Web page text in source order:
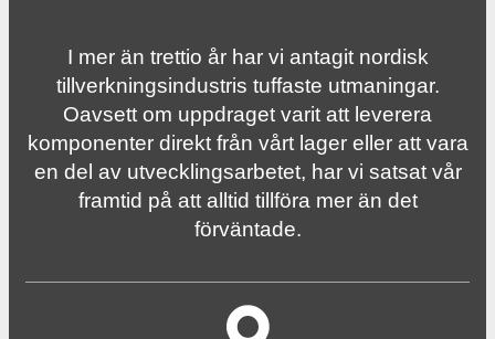
I mer än trettio år har vi antagit nordisk
tillverknings­industris tuffaste utmaningar.
Oavsett om uppdraget varit att leverera
komponenter direkt från vårt lager eller att vara
en del av utvecklingsarbetet, har vi satsat vår
framtid på att alltid tillföra mer än det
förväntade.